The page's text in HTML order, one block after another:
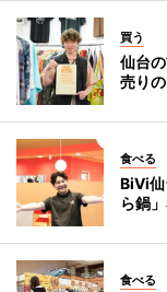
買う
仙台
売り
食べる
BiVi
ら鍋
食べる